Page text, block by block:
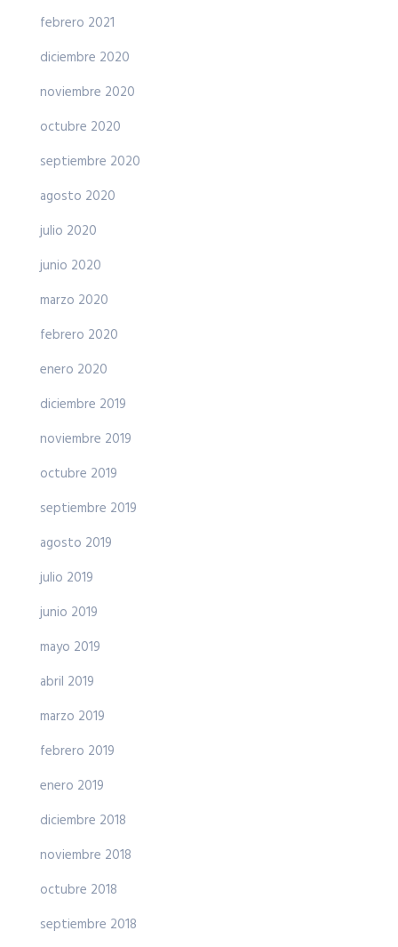
febrero 2021
diciembre 2020
noviembre 2020
octubre 2020
septiembre 2020
agosto 2020
julio 2020
junio 2020
marzo 2020
febrero 2020
enero 2020
diciembre 2019
noviembre 2019
octubre 2019
septiembre 2019
agosto 2019
julio 2019
junio 2019
mayo 2019
abril 2019
marzo 2019
febrero 2019
enero 2019
diciembre 2018
noviembre 2018
octubre 2018
septiembre 2018